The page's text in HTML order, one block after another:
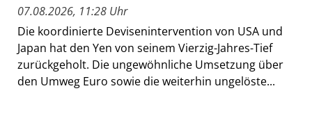
07.08.2026, 11:28 Uhr
Die koordinierte Devisenintervention von USA und
Japan hat den Yen von seinem Vierzig-Jahres-Tief
zurückgeholt. Die ungewöhnliche Umsetzung über
den Umweg Euro sowie die weiterhin ungelöste...